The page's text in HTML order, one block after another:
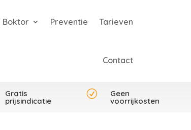
Boktor Preventie Tarieven
Contact
Gratis
prijsindicatie
R Geen
voorrijkosten